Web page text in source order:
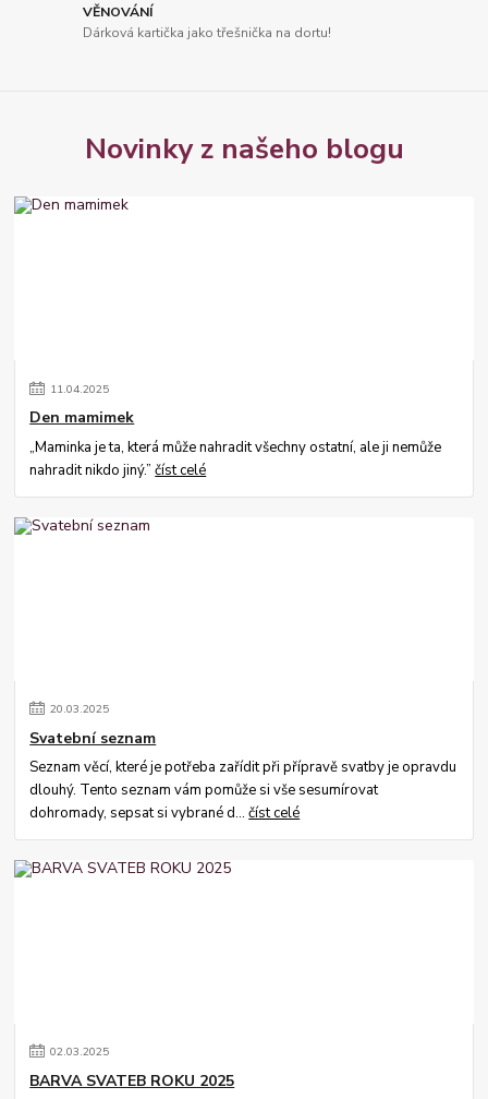
VĚNOVÁNÍ
Dárková kartička jako třešnička na dortu!
Novinky z našeho blogu
11.04.2025
Den mamimek
„Maminka je ta, která může nahradit všechny ostatní, ale ji nemůže
nahradit nikdo jiný.”číst celé
20.03.2025
Svatební seznam
Seznam věcí, které je potřeba zařídit při přípravě svatby je opravdu
dlouhý. Tento seznam vám pomůže si vše sesumírovat
dohromady, sepsat si vybrané d...číst celé
02.03.2025
BARVA SVATEB ROKU 2025